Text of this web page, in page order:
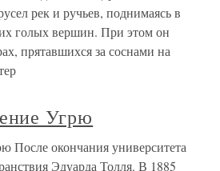
рек и ручьев, поднимаясь в
голых вершин. При этом он
прятавшихся за соснами на
Угрю
После окончания университета
Эдуарда Толля. В 1885